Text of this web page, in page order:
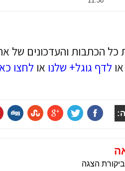
כל הכתבות והעדכונים של
או לדף גוגל+ שלנו או לחצו
הצגה